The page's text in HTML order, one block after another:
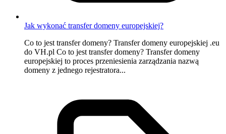
Jak wykonać transfer domeny europejskiej?
Co to jest transfer domeny? Transfer domeny europejskiej .eu
do VH.pl Co to jest transfer domeny? Transfer domeny
europejskiej to proces przeniesienia zarządzania nazwą
domeny z jednego rejestratora...